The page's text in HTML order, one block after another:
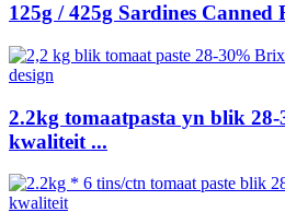
125g / 425g Sardines Canned
2.2kg tomaatpasta yn blik
kwaliteit ...